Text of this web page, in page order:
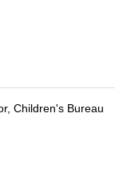
Children's Bureau